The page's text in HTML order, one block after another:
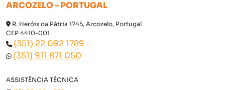
ARCOZELO – PORTUGAL
R. Heróis da Pátria 1745, Arcozelo, Portugal
CEP 4410-001
(351) 22 092 1789
(351) 911 871 050
ASSISTÊNCIA TÉCNICA